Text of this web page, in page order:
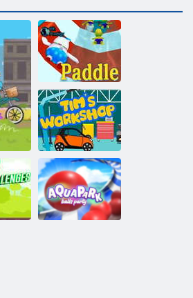
Pagaia
L'Officina di
Tim